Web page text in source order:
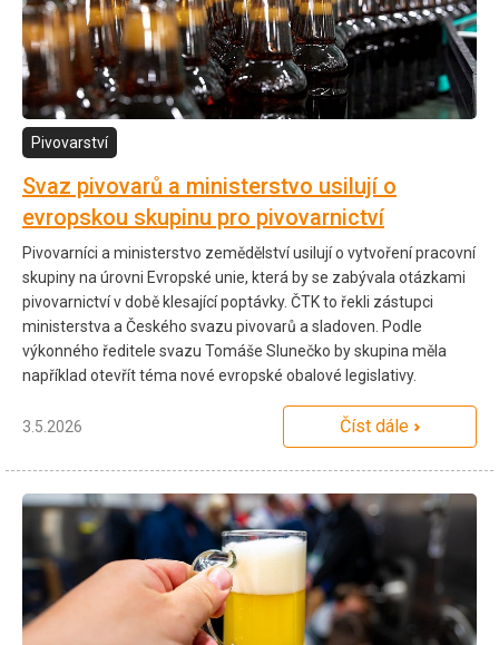
Pivovarství
Svaz pivovarů a ministerstvo usilují o
evropskou skupinu pro pivovarnictví
Pivovarníci a ministerstvo zemědělství usilují o vytvoření pracovní
skupiny na úrovni Evropské unie, která by se zabývala otázkami
pivovarnictví v době klesající poptávky. ČTK to řekli zástupci
ministerstva a Českého svazu pivovarů a sladoven. Podle
výkonného ředitele svazu Tomáše Slunečko by skupina měla
například otevřít téma nové evropské obalové legislativy.
3.5.2026 Číst dále